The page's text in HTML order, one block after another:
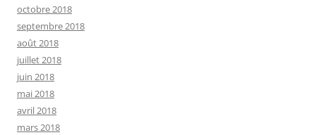
octobre 2018
septembre 2018
août 2018
juillet 2018
juin 2018
mai 2018
avril 2018
mars 2018